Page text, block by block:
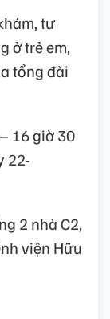
tư
ở trẻ em,
tổng đài
16 giờ 30
22-
2 nhà C2,
viện Hữu